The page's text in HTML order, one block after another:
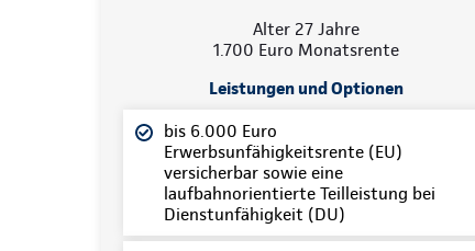
Alter 27 Jahre
1.700 Euro Monatsrente
Leistungen und Optionen
bis 6.000 Euro
Erwerbsunfähigkeitsrente (EU)
versicherbar sowie eine
laufbahnorientierte Teilleistung bei
Dienstunfähigkeit (DU)